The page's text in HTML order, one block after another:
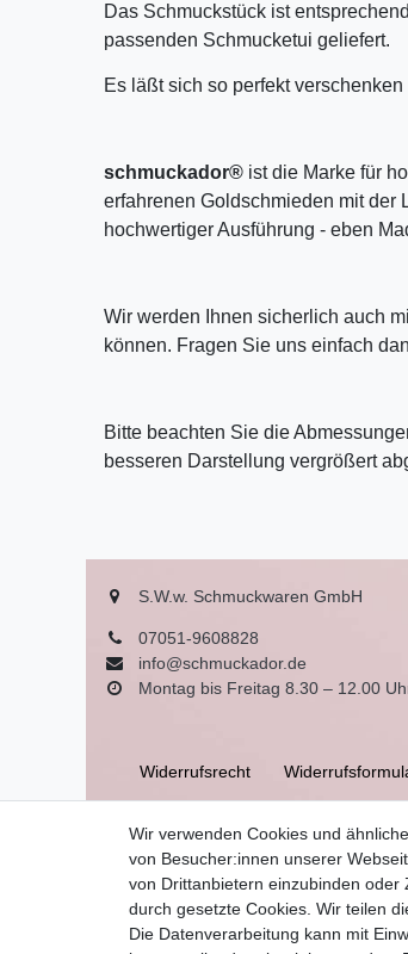
Das Schmuckstück ist
passenden Schmucketui geliefert.
Es läßt sich so perfekt
schmuckador® ist die Marke für
erfahrenen Goldschmieden mit
hochwertiger Ausführung - eben
Wir werden Ihnen sicherlich auch
können. Fragen Sie uns einfach
Bitte beachten Sie die
besseren Darstellung vergrößert
Wir verwenden Cookies und
von Besucher:innen unserer
von Drittanbietern einzubinden
durch gesetzte Cookies. Wir teilen
Die Datenverarbeitung kann mit
S.W.w. Schmuckwaren GmbH
07051-9608828
info@schmuckador.de
Montag bis Freitag 8.30 – 12.00
Widerrufs­recht